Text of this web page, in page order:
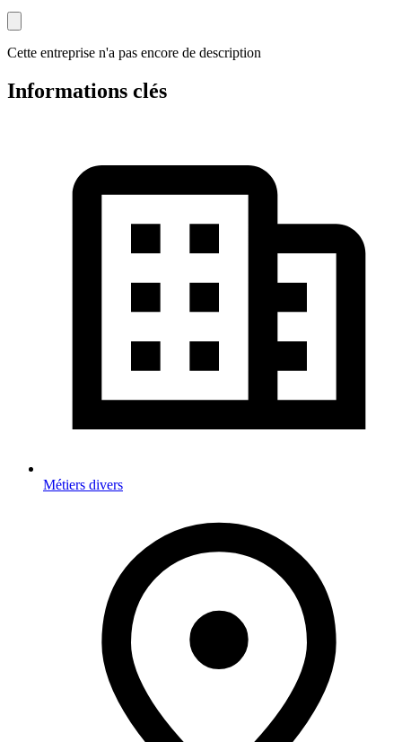
Cette entreprise n'a pas encore de description
Informations clés
Métiers divers